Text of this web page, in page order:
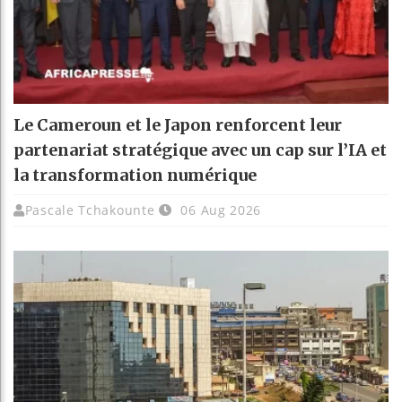
Le Cameroun et le Japon renforcent leur
partenariat stratégique avec un cap sur l’IA et
la transformation numérique
Pascale Tchakounte 06 Aug 2026